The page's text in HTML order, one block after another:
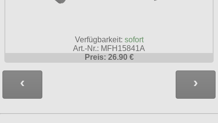
Verfügbarkeit: sofort
Art.-Nr.: MFH15841A
Preis: 26.90 €
‹ ›